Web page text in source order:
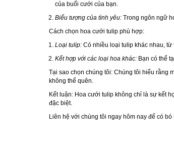
của buổi cưới của bạn.
Biểu tượng của tình yêu: Trong ngôn ngữ
Cách chọn hoa cưới tulip phù hợp:
Loại tulip: Có nhiều loại tulip khác nhau,
Kết hợp với các loại hoa khác: Bạn có thể
Tại sao chọn chúng tôi: Chúng tôi hiểu rằng
không thể quên.
Kết luận: Hoa cưới tulip không chỉ là sự kết
đặc biệt.
Liên hệ với chúng tôi ngay hôm nay để có